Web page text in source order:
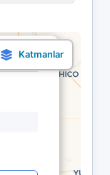
15.05 21:02
×